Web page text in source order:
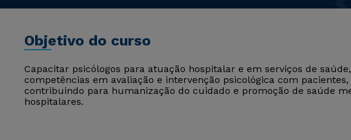
Objetivo do curso
Capacitar psicólogos para atuação hospitalar e em serviços de
competências em avaliação e intervenção psicológica com
contribuindo para humanização do cuidado e promoção de saúde
hospitalares.